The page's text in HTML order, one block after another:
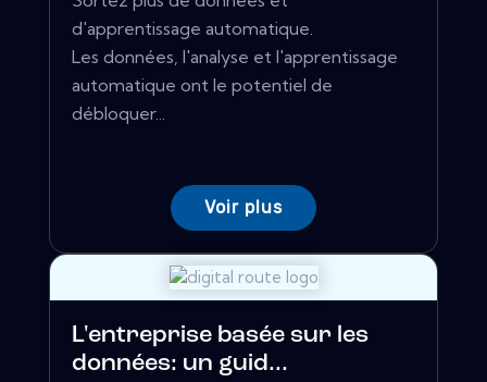
d'apprentissage automatique.
Les données, l'analyse et l'apprentissage
automatique ont le potentiel de
débloquer...
Voir plus
L'entreprise basée sur les
données: un guid...